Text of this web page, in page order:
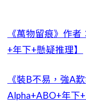
《萬物留痕》作
+年下+懸疑推理】
《裝B不易，強A
Alpha+ABO+年下+